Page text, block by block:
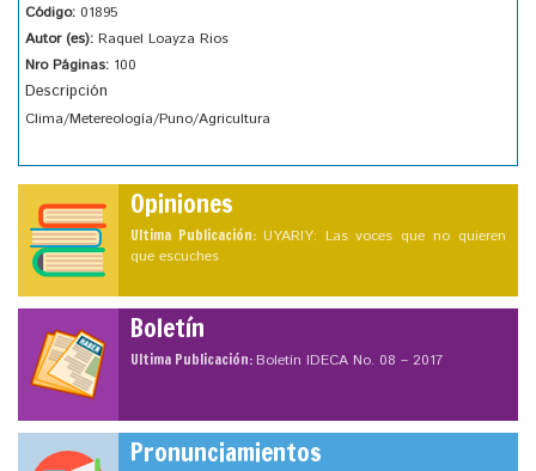
Código: 01895
Autor (es): Raquel Loayza Rios
Nro Páginas: 100
Descripción
Clima/Metereología/Puno/Agricultura
Opiniones
Ultima Publicación: UYARIY: Las voces que no quieren
que escuches
Boletín
Ultima Publicación:Boletín IDECA No. 08 – 2017
Pronunciamientos